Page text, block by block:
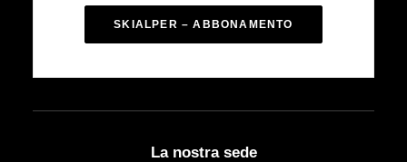
SKIALPER – ABBONAMENTO
La nostra sede